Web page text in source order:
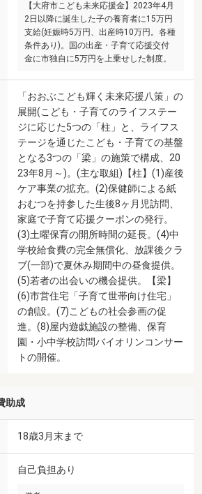
【大府市こども未来応援金】2023年4月
2日以降に誕生した子の養育者に15万円
支給(妊娠時5万円、出産時10万円。各種
条件あり)。国の出産・子育て応援交付
金に市独自に5万円を上乗せした制度。
「おおぶこども輝く未来応援八策」の
展開(こども・子育てのライフステー
ジに応じた5つの「柱」と、ライフス
テージを通じたこども・子育ての基盤
となる3つの「梁」の施策で構成、20
23年8月～)。(主な取組)【柱】(1)産後
ケア事業の拡充。(2)保健師による紙
おむつを持参した生後8ヶ月児訪問、
家庭で子育て応援クーポンの発行。
(3)土曜保育の開所時間の延長。(4)中
学校給食費の完全無償化、放課後クラ
ブ(一部)で夏休み期間中の昼食提供。
(5)若者の出会いの機会提供。【梁】
(6)市営住宅「子育て世帯向け住宅」
の創設。(7)こどもの社会参画の促
進。(8)屋内遊戯施設の整備、保育
園・小中学校訪問バイオリンコンサー
トの開催。
助成
18歳3月末まで
自己負担あり